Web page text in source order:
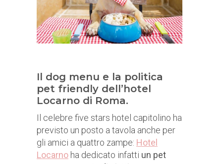
Il dog menu e la politica
pet friendly dell’hotel
Locarno di Roma.
Il celebre five stars hotel capitolino ha
previsto un posto a tavola anche per
gli amici a quattro zampe: Hotel
Locarno ha dedicato infatti un pet